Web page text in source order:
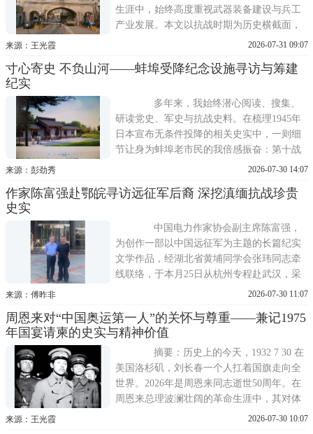
生涯中，始终高度重视武器装备建设与兵工
产业发展。本文以抗战时期为历史横截面，
双向考察周恩来与汉阳兵工厂工人运动的统
厂研制无名式马步枪与八一式马步枪的军工
汉阳兵工抗敌工作团干部展现了高
来源：王光霞 2026-07-31 09:07
寸心寄史 不负山河——蚌埠受降纪念设施寻访与筹建
纪实
多年来，我始终潜心阅读、搜集、
研读党史、军史与抗战史料。在梳理1945年
日本宣布无条件投降的相关史实中，一则细
节让身为蚌埠老市民的我倍感振奋：第十战
区苏皖江北地区日军受降地点，最初拟定于
来源：彭劲秀 2026-07-30 14:07
作家陈富强赴鄂皖寻访远征军后裔 深挖滇缅抗战珍贵
史实
中国电力作家协会副主席陈富强，
为创作一部以中国远征军为主题的长篇纪实
文学作品，经湖北省黄埔同学会张玮同志牵
线联络，于本月25日从杭州专程赴武汉，采
访了远征军原第七十一军第八十八师参谋长
情接待了陈富强一行，详细讲述了父亲傅碧
人将军在滇缅抗战前线的作战经历，同时无
偿提供了一批滇缅战场珍贵历史史
来源：傅昨非 2026-07-30 11:07
周恩来对“中国奥运第一人”的关怀与尊重——兼记1975
年国宴请柬的史实与精神价值
摘要：历史上的今天，1932 7 30 在
美国洛杉矶，刘长春一个人扛着国旗走向全
世界。2026年是周恩来同志逝世50周年。在
周恩来总理波澜壮阔的革命生涯中，其对体
育事业的关怀、对爱国体育工作者的尊重，
来源：王光霞 2026-07-30 10:07